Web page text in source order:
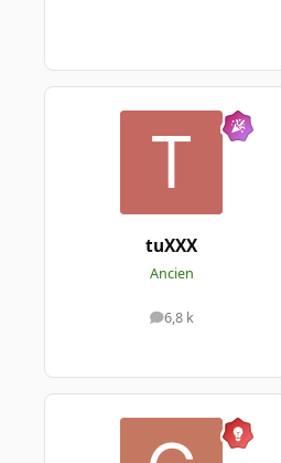
tuXXX
Ancien
6,8 k
messages